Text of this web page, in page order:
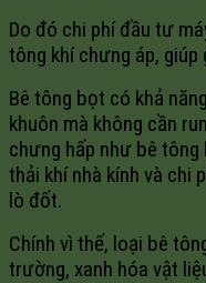
Do đó chi phí đầu tư
tông khí chưng áp, giúp
Bê tông bọt có khả
khuôn mà không cần
chưng hấp như bê tông
thải khí nhà kính và chi
lò đốt.
Chính vì thế, loại bê
trường, xanh hóa vật